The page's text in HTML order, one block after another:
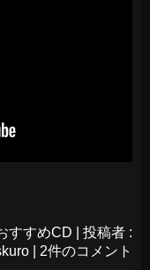
すすめCD
投稿者 :
2件のコメント